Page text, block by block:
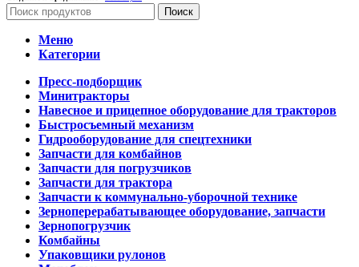
Поиск
Меню
Категории
Пресс-подборщик
Минитракторы
Навесное и прицепное оборудование для тракторов
Быстросъемный механизм
Гидрооборудование для спецтехники
Запчасти для комбайнов
Запчасти для погрузчиков
Запчасти для трактора
Запчасти к коммунально-уборочной технике
Зерноперерабатывающее оборудование, запчасти
Зернопогрузчик
Комбайны
Упаковщики рулонов